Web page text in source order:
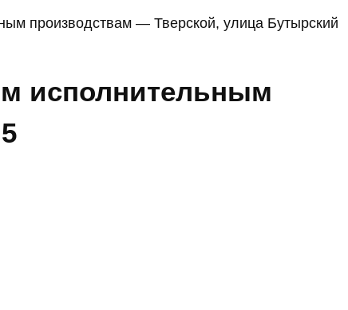
производствам — Тверской, улица Бутырский
исполнительным